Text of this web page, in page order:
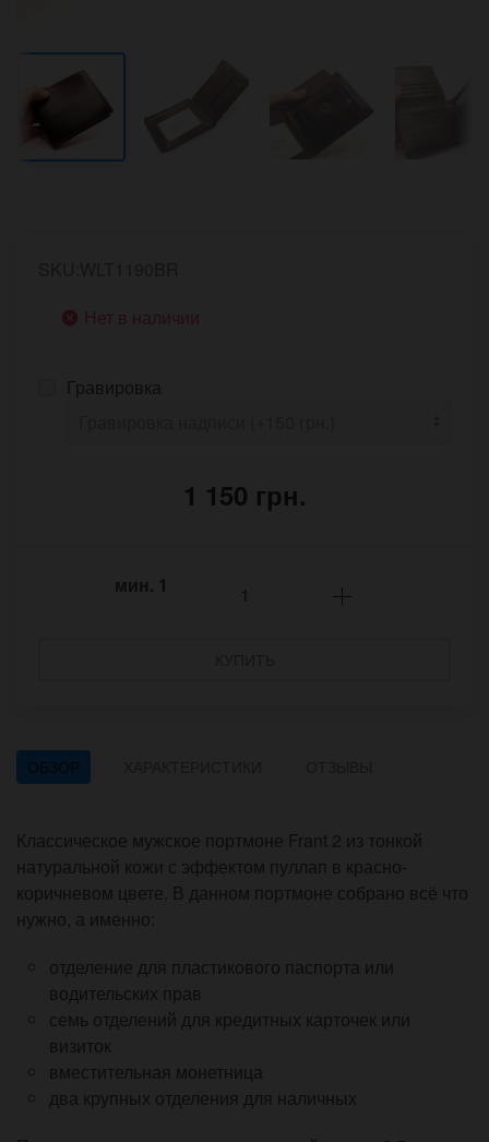
Нет в наличии
Гравировка
1 150 грн.
мин. 1
ОБЗОР
Классическое мужское портмоне Frant 2 из тонкой
натуральной кожи с эффектом пуллап в красно-
коричневом цвете. В данном портмоне собрано всё что
нужно, а именно:
отделение для пластикового паспорта или
водительских прав
семь отделений для кредитных карточек или
визиток
вместительная монетница
два крупных отделения для наличных